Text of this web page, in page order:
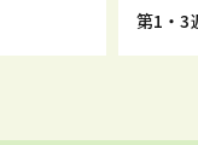
第1・3